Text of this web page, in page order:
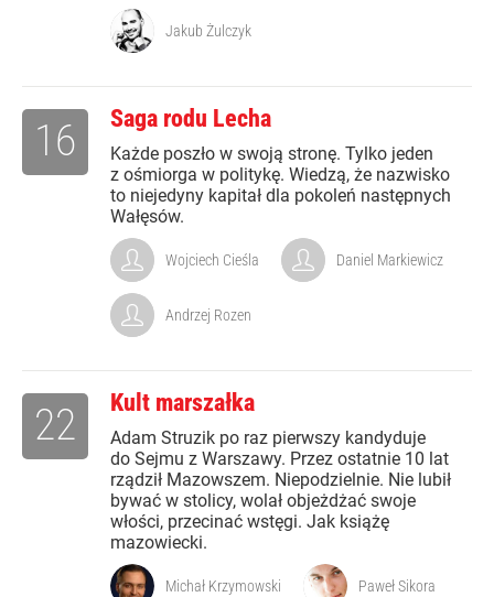
Jakub Żulczyk
Saga rodu Lecha
Każde poszło w swoją stronę. Tylko jeden
z ośmiorga w politykę. Wiedzą, że nazwisko
to niejedyny kapitał dla pokoleń następnych
Wałęsów.
16
Wojciech Cieśla Daniel Markiewicz
Andrzej Rozen
Kult marszałka
Adam Struzik po raz pierwszy kandyduje
do Sejmu z Warszawy. Przez ostatnie 10 lat
rządził Mazowszem. Niepodzielnie. Nie lubił
bywać w stolicy, wolał objeżdżać swoje
włości, przecinać wstęgi. Jak książę
mazowiecki.
22
Michał Krzymowski Paweł Sikora